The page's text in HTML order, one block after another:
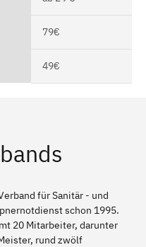
79€
49€
für Sanitär - und
schon 1995.
20 Mitarbeiter, darunter
rund zwölf